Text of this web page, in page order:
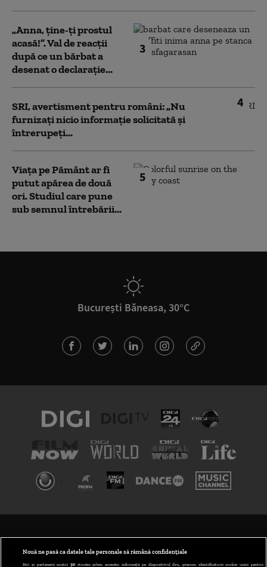
3
„Anna, ţine-ţi prostul
acasă!”. Val de reacții
după ce un bărbat a
desenat o declarație...
4
SRI, avertisment pentru români: „Nu
furnizați nicio informație solicitată și
întrerupeți...
5
Viața pe Pământ ar fi
putut apărea de două
ori. Studiul care pune
sub semnul întrebării...
București Băneasa, 30°C
Nouă ne pasă ca datele tale personale să rămână confidențiale
Noi și partenerii noștri 30stocăm și/sau accesăm informații pe dispozitivul dvs., precum identificatorii cookie unici pentru